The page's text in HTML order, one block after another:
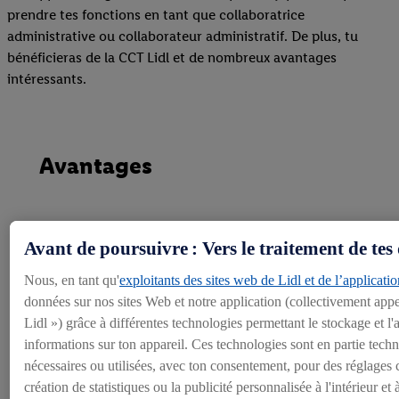
prendre tes fonctions en tant que collaboratrice
administrative ou collaborateur administratif. De plus, tu
bénéficieras de la CCT Lidl et de nombreux avantages
intéressants.
Avantages
En forme avec Lidl
Notre propre salle de sport au siège et des offres intéressantes
Offres d'emploi
Avant de poursuivre : Vers le traitement de tes
Nous, en tant qu'exploitants des sites web de Lidl et de
données sur nos sites Web et notre application (collectivement
Lidl ») grâce à différentes technologies permettant le stockage et
informations sur ton appareil. Ces technologies sont en partie
nécessaires ou utilisées, avec ton consentement, pour des réglages
création de statistiques ou la publicité personnalisée à l'intérieur et